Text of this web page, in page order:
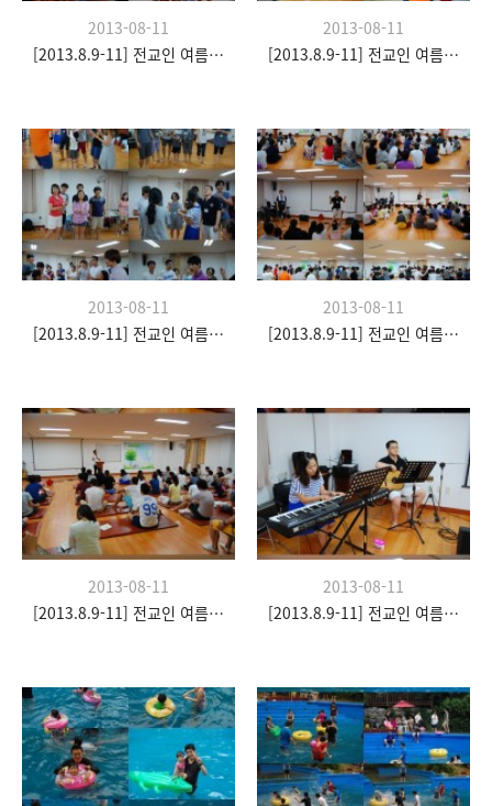
2013-08-11
[2013.8.9-11] 전교인 여름수련회- "이쉼 전쉼"
2013-08-11
[2013.8.9-11] 전교인 여름수련회- "이쉼 전쉼"
2013-08-11
[2013.8.9-11] 전교인 여름수련회- "이쉼 전쉼"
2013-08-11
[2013.8.9-11] 전교인 여름수련회- "이쉼 전쉼"
2013-08-11
[2013.8.9-11] 전교인 여름수련회- "이쉼 전쉼"
2013-08-11
[2013.8.9-11] 전교인 여름수련회- "이쉼 전쉼"